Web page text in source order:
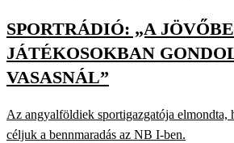
SPORTRÁDIÓ: „A
JÁTÉKOSOKBAN
VASASNÁL”
Az angyalföldiek sportigazgatója elmondta,
céljuk a bennmaradás az NB I-ben.